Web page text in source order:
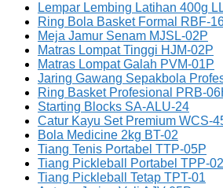
Lempar Lembing Latihan 400g
Ring Bola Basket Formal RBF-
Meja Jamur Senam MJSL-02P
Matras Lompat Tinggi HJM-02P
Matras Lompat Galah PVM-01P
Jaring Gawang Sepakbola
Ring Basket Profesional PRB-
Starting Blocks SA-ALU-24
Catur Kayu Set Premium WCS-
Bola Medicine 2kg BT-02
Tiang Tenis Portabel TTP-05P
Tiang Pickleball Portabel TPP-02
Tiang Pickleball Tetap TPT-01